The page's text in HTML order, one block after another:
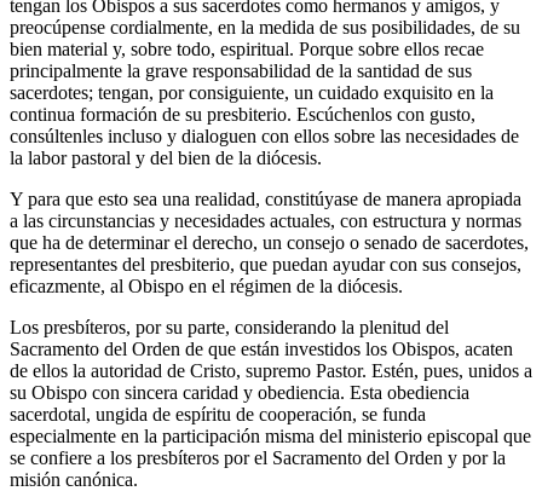
tengan los Obispos a sus sacerdotes como hermanos y amigos, y
preocúpense cordialmente, en la medida de sus posibilidades, de su
bien material y, sobre todo, espiritual. Porque sobre ellos recae
principalmente la grave responsabilidad de la santidad de sus
sacerdotes; tengan, por consiguiente, un cuidado exquisito en la
continua formación de su presbiterio. Escúchenlos con gusto,
consúltenles incluso y dialoguen con ellos sobre las necesidades de
la labor pastoral y del bien de la diócesis.
Y para que esto sea una realidad, constitúyase de manera apropiada
a las circunstancias y necesidades actuales, con estructura y normas
que ha de determinar el derecho, un consejo o senado de sacerdotes,
representantes del presbiterio, que puedan ayudar con sus consejos,
eficazmente, al Obispo en el régimen de la diócesis.
Los presbíteros, por su parte, considerando la plenitud del
Sacramento del Orden de que están investidos los Obispos, acaten
de ellos la autoridad de Cristo, supremo Pastor. Estén, pues, unidos a
su Obispo con sincera caridad y obediencia. Esta obediencia
sacerdotal, ungida de espíritu de cooperación, se funda
especialmente en la participación misma del ministerio episcopal que
se confiere a los presbíteros por el Sacramento del Orden y por la
misión canónica.